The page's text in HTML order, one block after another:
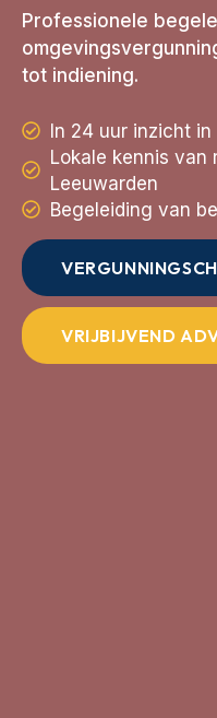
Professionele
tot indiening.
In 24 uur inzicht
Lokale kennis van
Leeuwarden
Begeleiding van
VRIJBIJVEND